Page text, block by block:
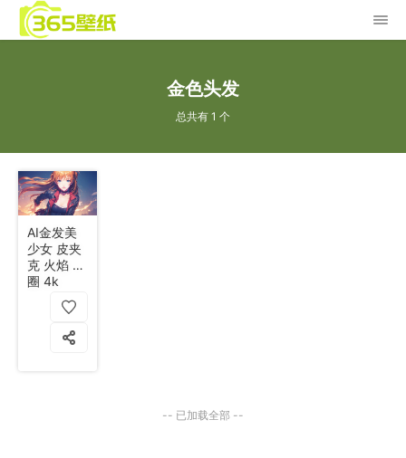
金色头发
总共有 1 个
AI金发美
少女 皮夹
克 火焰 项
圈 4k
-- 已加载全部 --